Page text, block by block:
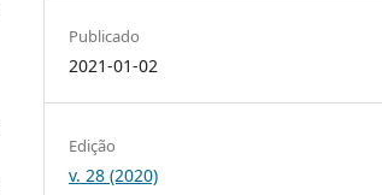
Publicado
2021-01-02
Edição
v. 28 (2020)